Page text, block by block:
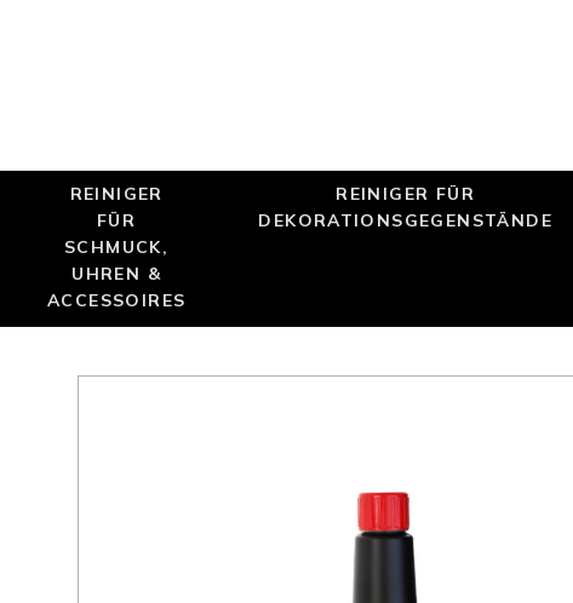
REINIGER
FÜR
SCHMUCK,
UHREN &
ACCESSOIRES
REINIGER FÜR
DEKORATIONSGEGENSTÄNDE